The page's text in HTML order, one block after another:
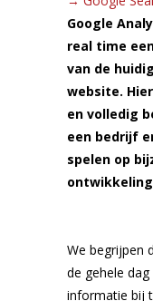
Google
real time
van de
website.
en volledig
een bedrijf
spelen op
We begrijpen
de gehele
informatie bij